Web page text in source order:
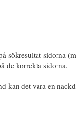
sökresultat-sidorna
de korrekta sidorna.
kan det vara en